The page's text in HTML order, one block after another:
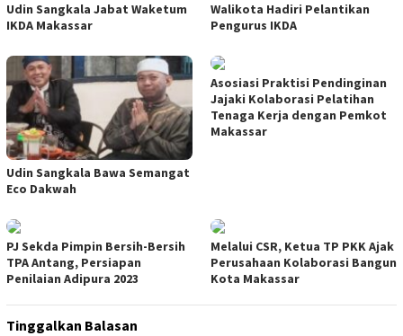
Udin Sangkala Jabat Waketum
IKDA Makassar
Walikota Hadiri Pelantikan
Pengurus IKDA
Udin Sangkala Bawa Semangat
Eco Dakwah
Asosiasi Praktisi Pendinginan
Jajaki Kolaborasi Pelatihan
Tenaga Kerja dengan Pemkot
Makassar
PJ Sekda Pimpin Bersih-Bersih
TPA Antang, Persiapan
Penilaian Adipura 2023
Melalui CSR, Ketua TP PKK Ajak
Perusahaan Kolaborasi Bangun
Kota Makassar
Tinggalkan Balasan